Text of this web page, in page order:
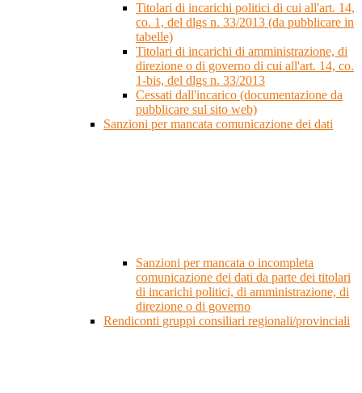
Titolari di incarichi politici di cui all'art. 14,
co. 1, del dlgs n. 33/2013 (da pubblicare in
tabelle)
Titolari di incarichi di amministrazione, di
direzione o di governo di cui all'art. 14, co.
1-bis, del dlgs n. 33/2013
Cessati dall'incarico (documentazione da
pubblicare sul sito web)
Sanzioni per mancata comunicazione dei dati
Sanzioni per mancata o incompleta
comunicazione dei dati da parte dei titolari
di incarichi politici, di amministrazione, di
direzione o di governo
Rendiconti gruppi consiliari regionali/provinciali